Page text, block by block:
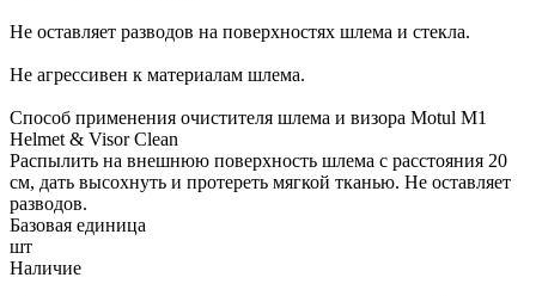
Не оставляет разводов на поверхностях шлема и стекла.
Не агрессивен к материалам шлема.
Способ применения очистителя шлема и визора Motul M1
Helmet & Visor Clean
Распылить на внешнюю поверхность шлема с расстояния 20
см, дать высохнуть и протереть мягкой тканью. Не оставляет
разводов.
Базовая единица
шт
Наличие